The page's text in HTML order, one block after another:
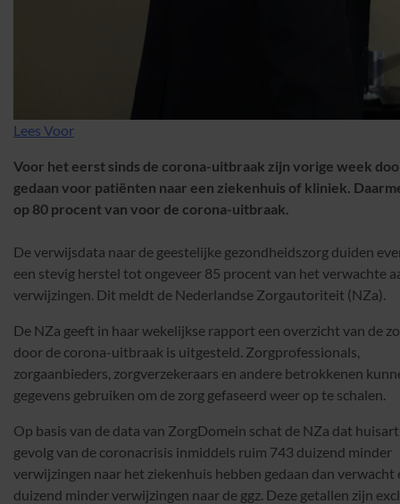
Lees Voor
Voor het eerst sinds de corona-uitbraak zijn vorige week
gedaan voor patiënten naar een ziekenhuis of kliniek.
op 80 procent van voor de corona-uitbraak.
De verwijsdata naar de geestelijke gezondheidszorg duiden
een stevig herstel tot ongeveer 85 procent van het verwachte
verwijzingen. Dit meldt de Nederlandse Zorgautoriteit (NZa).
De NZa geeft in haar wekelijkse rapport een overzicht van de
door de corona-uitbraak is uitgesteld. Zorgprofessionals,
zorgaanbieders, zorgverzekeraars en andere betrokkenen
gegevens gebruiken om de zorg gefaseerd weer op te schalen.
Op basis van de data van ZorgDomein schat de NZa dat
gevolg van de coronacrisis inmiddels ruim 743 duizend minder
verwijzingen naar het ziekenhuis hebben gedaan dan verwacht
duizend minder verwijzingen naar de ggz. Deze getallen zijn